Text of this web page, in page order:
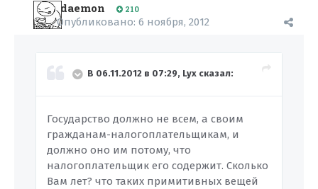
daemon 210
Опубликовано: 6 ноября, 2012
В 06.11.2012 в 07:29, Lyx сказал:
Государство должно не всем, а своим
гражданам-налогоплательщикам, и
должно оно им потому, что
налогоплательщик его содержит. Сколько
Вам лет? что таких примитивных вещей